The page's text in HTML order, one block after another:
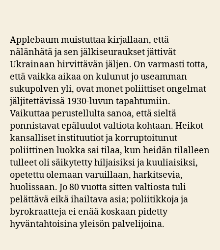
Applebaum muistuttaa kirjallaan, että
nälänhätä ja sen jälkiseuraukset jättivät
Ukrainaan hirvittävän jäljen. On varmasti totta,
että vaikka aikaa on kulunut jo useamman
sukupolven yli, ovat monet poliittiset ongelmat
jäljitettävissä 1930-luvun tapahtumiin.
Vaikuttaa perustellulta sanoa, että sieltä
ponnistavat epäluulot valtiota kohtaan. Heikot
kansalliset instituutiot ja korruptoitunut
poliittinen luokka sai tilaa, kun heidän tilalleen
tulleet oli säikytetty hiljaisiksi ja kuuliaisiksi,
opetettu olemaan varuillaan, harkitsevia,
huolissaan. Jo 80 vuotta sitten valtiosta tuli
pelättävä eikä ihailtava asia; poliitikkoja ja
byrokraatteja ei enää koskaan pidetty
hyväntahtoisina yleisön palvelijoina.